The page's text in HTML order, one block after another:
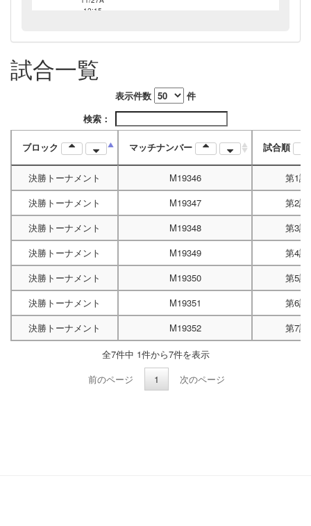
12:15
試合一覧
表示件数
件
検索：
ブロック マッチナンバー 試合順
決勝トーナメント M19346
第1試
決勝トーナメント
M19347
第2試
決勝トーナメント
M19348
第3試
決勝トーナメント
M19349
第4試
決勝トーナメント
M19350
第5試
決勝トーナメント
M19351
第6試
決勝トーナメント
M19352
第7試
全7件中 1件から7件を表示
前のページ
1 次のページ